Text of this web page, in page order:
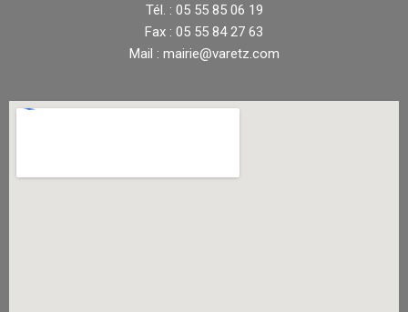
Tél. : 05 55 85 06 19
Fax : 05 55 84 27 63
Mail : mairie@varetz.com